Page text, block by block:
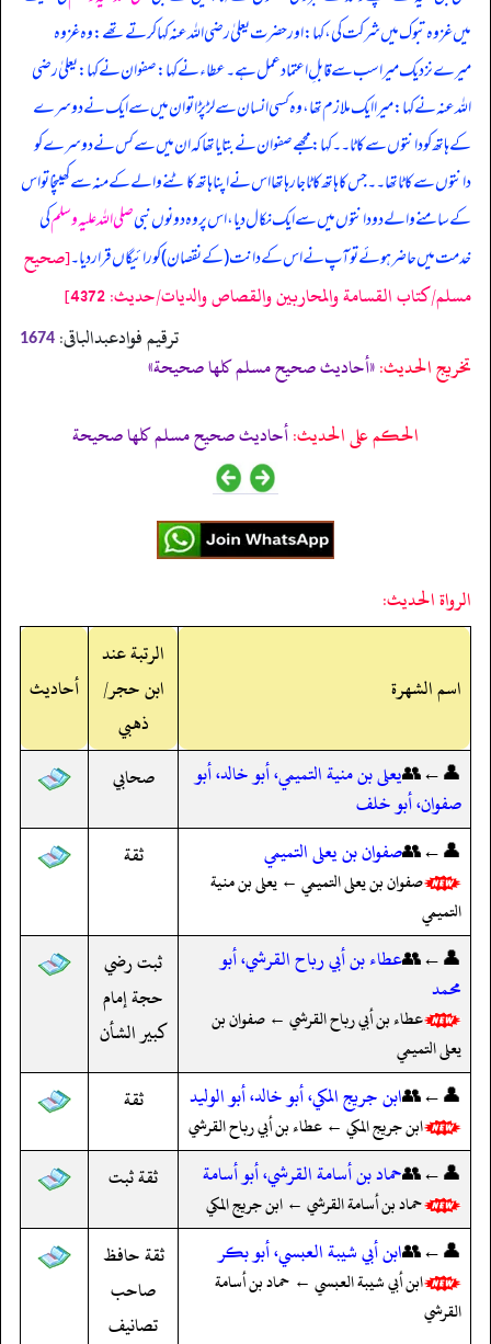
میں غزوہ تبوک میں شرکت کی، کہا: اور حضرت یعلیٰ رضی اللہ عنہ کہا کرتے تھے: وہ غزوہ
میرے نزدیک میرا سب سے قابلِ اعتماد عمل ہے۔ عطاء نے کہا: صفوان نے کہا: یعلیٰ رضی
اللہ عنہ نے کہا: میرا ایک ملازم تھا، وہ کسی انسان سے لڑ پڑا تو ان میں سے ایک نے دوسرے
کے ہاتھ کو دانتوں سے کاٹا۔۔ کہا: مجھے صفوان نے بتایا تھا کہ ان میں سے کس نے دوسرے کو
دانتوں سے کاٹا تھا۔۔ جس کا ہاتھ کاٹا جا رہا تھا اس نے اپنا ہاتھ کاٹنے والے کے منہ سے کھینچا تو اس
کے سامنے والے دو دانتوں میں سے ایک نکال دیا، اس پر وہ دونوں نبیصلی اللہ علیہ وسلمکی
خدمت میں حاضر ہوئے تو آپ نے اس کے دانت (کے نقصان) کو رائیگاں قرار دیا۔[صحيح
مسلم/كتاب القسامة والمحاربين والقصاص والديات/حدیث: 4372]
ترقیم فوادعبدالباقی: 1674
تخریج الحدیث:«أحاديث صحيح مسلم كلها صحيحة»
الحكم على الحديث:أحاديث صحيح مسلم كلها صحيحة
الرواة الحديث:
اسم الشهرة
الرتبة عند
ابن حجر/
ذهبي
أحاديث
👤←👥يعلى بن منية التميمي، أبو خالد، أبو
صفوان، أبو خلف
صحابي
👤←👥صفوان بن يعلى التميمي
صفوان بن يعلى التميمي ← يعلى بن منية
التميمي
ثقة
👤←👥عطاء بن أبي رباح القرشي، أبو
محمد
عطاء بن أبي رباح القرشي ← صفوان بن
يعلى التميمي
ثبت رضي
حجة إمام
كبير الشأن
👤←👥ابن جريج المكي، أبو خالد، أبو الوليد
ابن جريج المكي ← عطاء بن أبي رباح القرشي
ثقة
👤←👥حماد بن أسامة القرشي، أبو أسامة
حماد بن أسامة القرشي ← ابن جريج المكي
ثقة ثبت
👤←👥ابن أبي شيبة العبسي، أبو بكر
ابن أبي شيبة العبسي ← حماد بن أسامة
القرشي
ثقة حافظ
صاحب
تصانيف